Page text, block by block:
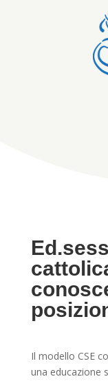
Il modello CSE
una educazione